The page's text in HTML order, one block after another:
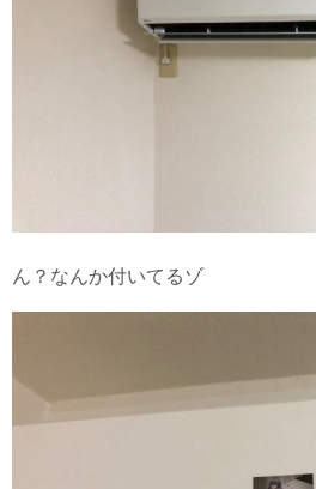
ん？なんか付いてるゾ